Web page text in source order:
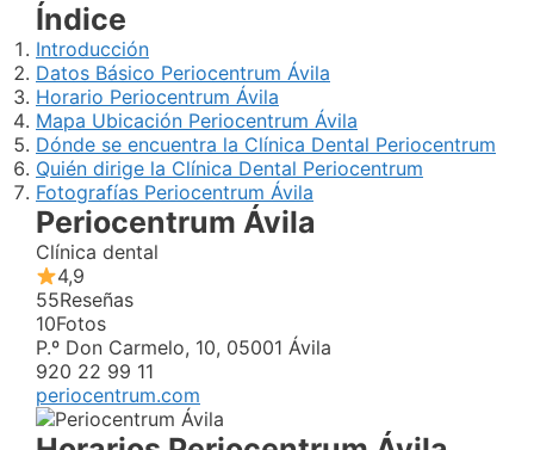
Índice
Introducción
Datos Básico Periocentrum Ávila
Horario Periocentrum Ávila
Mapa Ubicación Periocentrum Ávila
Dónde se encuentra la Clínica Dental Periocentrum
Quién dirige la Clínica Dental Periocentrum
Fotografías Periocentrum Ávila
Periocentrum Ávila
Clínica dental
4,9
55Reseñas
10Fotos
P.º Don Carmelo, 10, 05001 Ávila
920 22 99 11
periocentrum.com